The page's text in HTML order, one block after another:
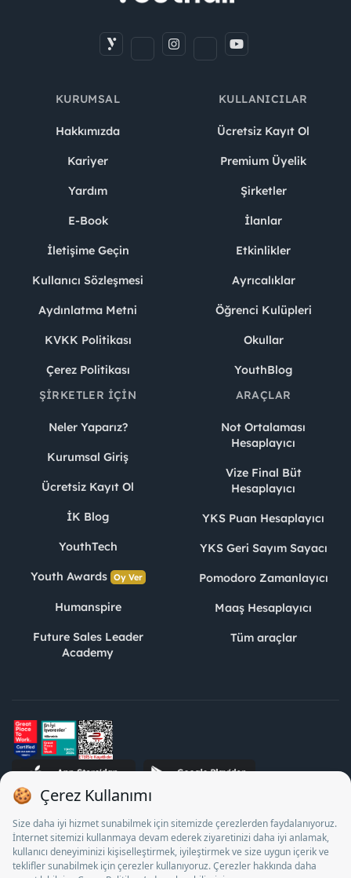
KURUMSAL
Hakkımızda
Kariyer
Yardım
E-Book
İletişime Geçin
Kullanıcı Sözleşmesi
Aydınlatma Metni
KVKK Politikası
Çerez Politikası
KULLANICILAR
Ücretsiz Kayıt Ol
Premium Üyelik
Şirketler
İlanlar
Etkinlikler
Ayrıcalıklar
Öğrenci Kulüpleri
Okullar
YouthBlog
ŞIRKETLER İÇIN
Neler Yaparız?
Kurumsal Giriş
Ücretsiz Kayıt Ol
İK Blog
YouthTech
Youth Awards Oy Ver
Humanspire
Future Sales Leader
Academy
ARAÇLAR
Not Ortalaması
Hesaplayıcı
Vize Final Büt
Hesaplayıcı
YKS Puan Hesaplayıcı
YKS Geri Sayım Sayacı
Pomodoro Zamanlayıcı
Maaş Hesaplayıcı
Tüm araçlar
STJ İnsan Kaynakları Bilişim ve Danışmanlık A.Ş. Özel İstihdam
Bürosu Olarak 13/05/2025 - 12/05/2028 tarihleri arasında
faaliyette bulunmak üzere, Türkiye İş Kurumu tarafından